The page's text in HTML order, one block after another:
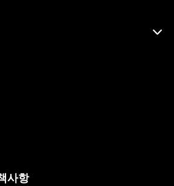
사항